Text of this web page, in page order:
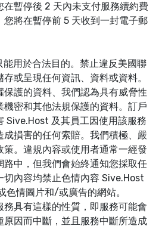
在暫停後 2 天內未支付服務續約費
您將在暫停前 5 天收到一封電子郵
用於合法目的。禁止違反美國聯
或呈現任何資訊、資料或資料。
護的資料、我們認為具有威脅性
密和其他法規保護的資料。訂戶
Sive.Host 及其員工因使用該服務
損害的任何索賠。我們積極、嚴
。違規內容或使用者通常一經發
中，但我們會始終通知您採取任
切內容均禁止色情內容 Sive.Host
色情圖片和/或廣告的網站。
具有這樣的性質，即服務可能會
原因而中斷，並且服務中斷所造成